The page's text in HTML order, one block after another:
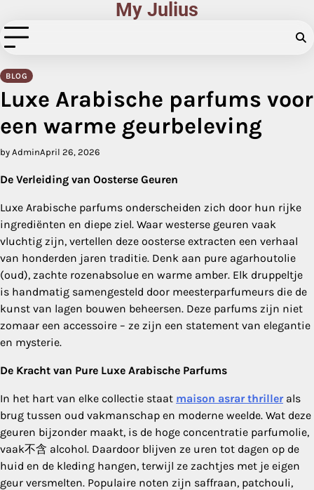
to
content
My Julius
BLOG
Luxe Arabische parfums voor
een warme geurbeleving
by AdminApril 26, 2026
De Verleiding van Oosterse Geuren
Luxe Arabische parfums onderscheiden zich door hun rijke
ingrediënten en diepe ziel. Waar westerse geuren vaak
vluchtig zijn, vertellen deze oosterse extracten een verhaal
van honderden jaren traditie. Denk aan pure agarhoutolie
(oud), zachte rozenabsolue en warme amber. Elk druppeltje
is handmatig samengesteld door meesterparfumeurs die de
kunst van lagen bouwen beheersen. Deze parfums zijn niet
zomaar een accessoire – ze zijn een statement van elegantie
en mysterie.
De Kracht van Pure Luxe Arabische Parfums
In het hart van elke collectie staat maison asrar thrillerals
brug tussen oud vakmanschap en moderne weelde. Wat deze
geuren bijzonder maakt, is de hoge concentratie parfumolie,
vaak不含 alcohol. Daardoor blijven ze uren tot dagen op de
huid en de kleding hangen, terwijl ze zachtjes met je eigen
geur versmelten. Populaire noten zijn saffraan, patchouli,